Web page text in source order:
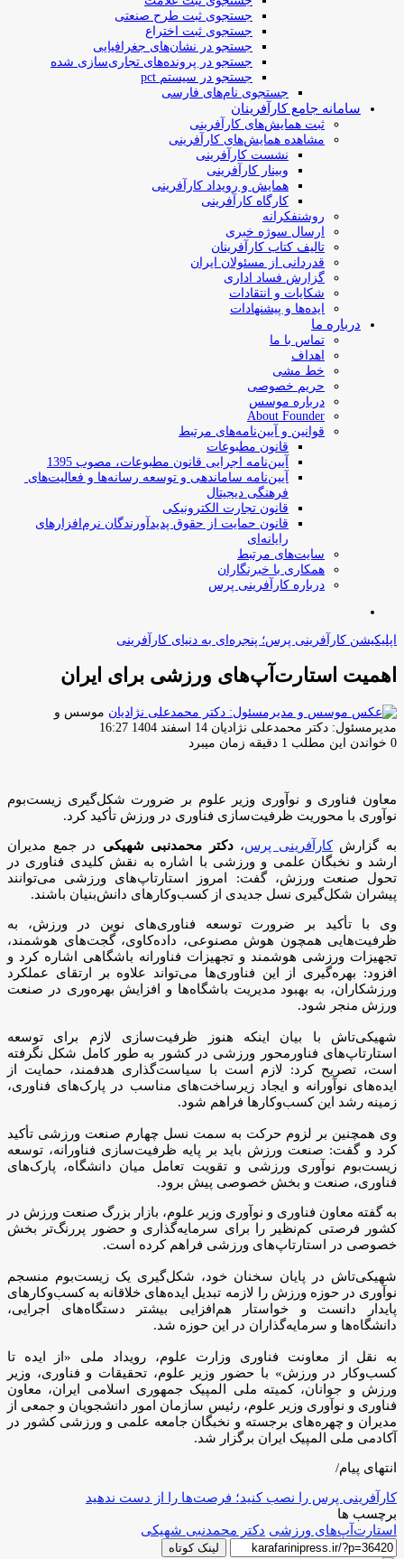
جستجوی ثبت طرح صنعتی
جستجوی ثبت اختراع
جستجو در نشان‌های جغرافیایی
جستجو در پرونده‌های تجاری‌سازی شده
جستجو در سیستم pct
جستجوی نام‌های فارسی
سامانه جامع کارآفرینان
ثبت همایش‌های کارآفرینی
مشاهده همایش‌های کارآفرینی
نشست کارآفرینی
وبینار کارآفرینی
همایش و رویداد کارآفرینی
کارگاه کارآفرینی
روشنفکرانه
ارسال سوژه‌ خبری
تالیف کتاب کارآفرینان
قدردانی از مسئولان ایران
گزارش فساد اداری
شکایات و انتقادات
ایده‌ها و پیشنهادات
درباره ما
تماس با ما
اهداف
خط مشی
حریم خصوصی
درباره موسس
About Founder
قوانین و آیین‌نامه‌های مرتبط
‌قانون مطبوعات
آیین‌نامه اجرایی قانون مطبوعات، مصوب 1395
آیین‌نامه سامان­دهی و توسعه رسانه­‌ها و فعالیت‌­های
فرهنگی دیجیتال
قانون تجارت الکترونیکی
قانون حمایت از حقوق پدیدآورندگان نرم‌افزارهای
رایانه‌ای
سایت‌های مرتبط
همکاری با خبرنگاران
درباره کارآفرینی پرس
اپلیکیشن کارآفرینی پرس؛ پنجره‌ای به دنیای کارآفرینی
اهمیت استارت‌آپ‌های ورزشی برای ایران
موسس و
مدیرمسئول: دکتر محمدعلی نژادیان ارسال
ایمیل
14 اسفند 1404 16:27
0 خواندن این مطلب 1 دقیقه زمان میبرد
معاون فناوری و نوآوری وزیر علوم بر ضرورت شکل‌گیری زیست‌بوم
نوآوری با محوریت ظرفیت‌سازی فناوری در ورزش تأکید کرد.
به گزارشکارآفرینی پرس،دکتر محمدنبی شهیکی در جمع مدیران
ارشد و نخبگان علمی و ورزشی با اشاره به نقش کلیدی فناوری در
تحول صنعت ورزش، گفت: امروز استارتاپ‌های ورزشی می‌توانند
پیشران شکل‌گیری نسل جدیدی از کسب‌وکارهای دانش‌بنیان باشند.
وی با تأکید بر ضرورت توسعه فناوری‌های نوین در ورزش، به
ظرفیت‌هایی همچون هوش مصنوعی، داده‌کاوی، گجت‌های هوشمند،
تجهیزات ورزشی هوشمند و تجهیزات فناورانه باشگاهی اشاره کرد و
افزود: بهره‌گیری از این فناوری‌ها می‌تواند علاوه بر ارتقای عملکرد
ورزشکاران، به بهبود مدیریت باشگاه‌ها و افزایش بهره‌وری در صنعت
ورزش منجر شود.
شهیکی‌تاش با بیان اینکه هنوز ظرفیت‌سازی لازم برای توسعه
استارتاپ‌های فناورمحور ورزشی در کشور به طور کامل شکل نگرفته
است، تصریح کرد: لازم است با سیاست‌گذاری هدفمند، حمایت از
ایده‌های نوآورانه و ایجاد زیرساخت‌های مناسب در پارک‌های فناوری،
زمینه رشد این کسب‌وکارها فراهم شود.
وی همچنین بر لزوم حرکت به سمت نسل چهارم صنعت ورزشی تأکید
کرد و گفت: صنعت ورزش باید بر پایه ظرفیت‌سازی فناورانه، توسعه
زیست‌بوم نوآوری ورزشی و تقویت تعامل میان دانشگاه، پارک‌های
فناوری، صنعت و بخش خصوصی پیش برود.
به گفته معاون فناوری و نوآوری وزیر علوم، بازار بزرگ صنعت ورزش در
کشور فرصتی کم‌نظیر را برای سرمایه‌گذاری و حضور پررنگ‌تر بخش
خصوصی در استارتاپ‌های ورزشی فراهم کرده است.
شهیکی‌تاش در پایان سخنان خود، شکل‌گیری یک زیست‌بوم منسجم
نوآوری در حوزه ورزش را لازمه تبدیل ایده‌های خلاقانه به کسب‌وکارهای
پایدار دانست و خواستار هم‌افزایی بیشتر دستگاه‌های اجرایی،
دانشگاه‌ها و سرمایه‌گذاران در این حوزه شد.
به نقل از معاونت فناوری وزارت علوم، رویداد ملی «از ایده تا
کسب‌وکار در ورزش» با حضور وزیر علوم، تحقیقات و فناوری، وزیر
ورزش و جوانان، کمیته ملی المپیک جمهوری اسلامی ایران، معاون
فناوری و نوآوری وزیر علوم، رئیس سازمان امور دانشجویان و جمعی از
مدیران و چهره‌های برجسته و نخبگان جامعه علمی و ورزشی کشور در
آکادمی ملی المپیک ایران برگزار شد.
انتهای پیام/
کارآفرینی پرس را نصب کنید؛ فرصت‌ها را از دست ندهید
برچسب ها
استارت‌آپ‌های ورزشی دکتر محمدنبی شهیکی
لینک کوتاه